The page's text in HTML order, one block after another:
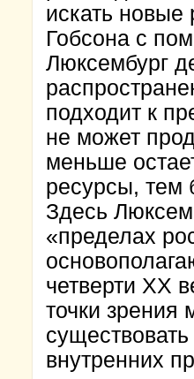
искать
Гобсона с
Люксембург
подходит к
не может
меньше
ресурсы, тем
Здесь
«пределах
четверти ХХ
точки зрения
внутренних